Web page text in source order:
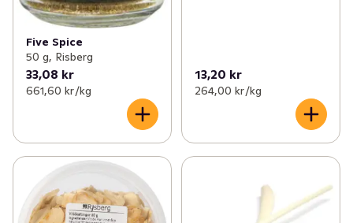
Five Spice
50 g, Risberg
33,08 kr
661,60 kr /kg
13,20 kr
264,00 kr /kg